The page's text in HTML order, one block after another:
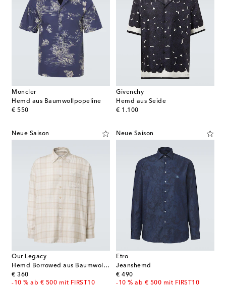
Moncler
Hemd aus Baumwollpopeline
€ 550
original price
Givenchy
Hemd aus Seide
€ 1.100
original price
Neue Saison
Our Legacy
Hemd Borrowed aus Baumwollflanell
€ 360
original price
-10 % ab € 500 mit FIRST10
Neue Saison
Etro
Jeanshemd
€ 490
original price
-10 % ab € 500 mit FIRST10